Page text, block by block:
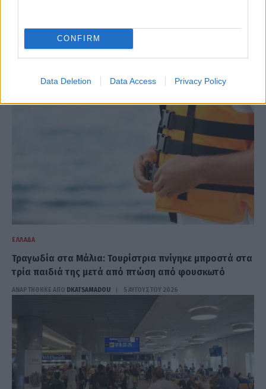
CONFIRM
Data Deletion Data Access Privacy Policy
Φωτιά στα Αϊβαλιώτικα Βόλου: Μεγάλη κινητοποίηση
της Πυροσβεστικής για την κατάσβεση του μετώπου
ΑΝΑΡΤΗΘΗΚΕ ΑΠΟDKATSAMADOU 5 ΑΥΓΟΎΣΤΟΥ 2026
ΕΛΛΆΔΑ
Τραγωδία στα Μάλια: Τουρίστρια πνίγηκε μπροστά στα
τρία παιδιά της μετά από πτώση από φουσκωτό
ΑΝΑΡΤΗΘΗΚΕ ΑΠΟ DKATSAMADOU 5 ΑΥΓΟΎΣΤΟΥ 2026